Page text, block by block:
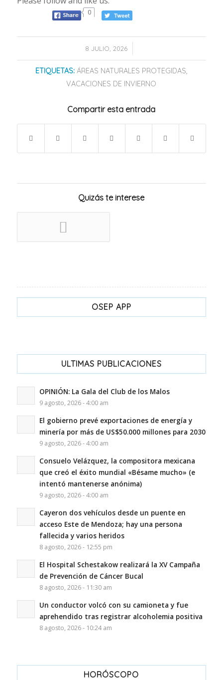
0
8 JULIO, 2026
ETIQUETAS: ÁREAS NATURALES PROTEGIDAS,
VACACIONES DE INVIERNO
Compartir esta entrada
Quizás te interese
OSEP APP
ULTIMAS PUBLICACIONES
OPINIÓN: La Gala del Club de los Malos
9 agosto, 2026 - 4:00 am
El gobierno prevé exportaciones de energía y
minería por más de US$50.000 millones para 2030
9 agosto, 2026 - 4:00 am
Consuelo Velázquez, la compositora mexicana
que creó el éxito mundial «Bésame mucho» (e
intentó mantenerse anónima)
9 agosto, 2026 - 4:00 am
Cayeron dos vehículos desde un puente en
acceso Este de Mendoza; hay una persona
fallecida y varios heridos
8 agosto, 2026 - 12:55 pm
El Hospital Schestakow realizará la XV Campaña
de Prevención de Cáncer Bucal
8 agosto, 2026 - 11:30 am
Un conductor volcó con su camioneta y fue
aprehendido tras registrar alcoholemia positiva
8 agosto, 2026 - 10:24 am
HORÓSCOPO